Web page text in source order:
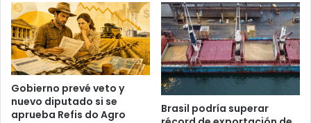
Gobierno prevé veto y
nuevo diputado si se
aprueba Refis do Agro
Brasil podría superar